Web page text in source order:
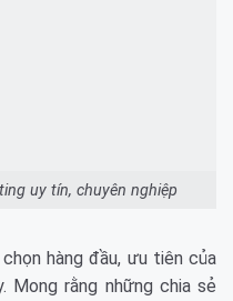
uy tín, chuyên nghiệp
hàng đầu, ưu tiên của
Mong rằng những chia sẻ